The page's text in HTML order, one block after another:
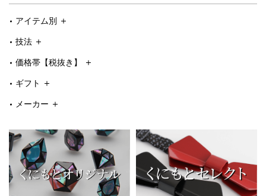
アイテム別
技法
価格帯【税抜き】
ギフト
メーカー